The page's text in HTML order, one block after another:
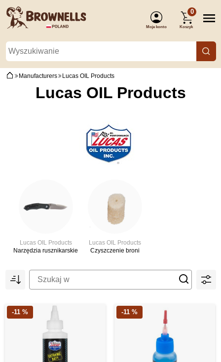
Moje konto
0
Koszyk
Manufacturers Lucas OIL Products
Lucas OIL Products
Lucas OIL Products
Narzędzia rusznikarskie
Lucas OIL Products
Czyszczenie broni
-11 % -11 %